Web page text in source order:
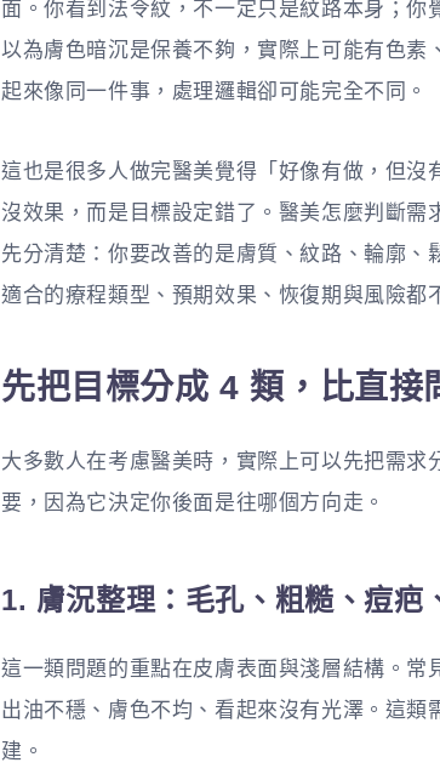
面。你看到法令紋，不一定只是紋路本身；
以為膚色暗沉是保養不夠，實際上可能有色
起來像同一件事，處理邏輯卻可能完全不同。
這也是很多人做完醫美覺得「好像有做，但
沒效果，而是目標設定錯了。醫美怎麼判斷
先分清楚：你要改善的是膚質、紋路、輪廓、
適合的療程類型、預期效果、恢復期與風險都
先把目標分成 4 類，比直接
大多數人在考慮醫美時，實際上可以先把需
要，因為它決定你後面是往哪個方向走。
1. 膚況整理：毛孔、粗糙、痘疤
這一類問題的重點在皮膚表面與淺層結構。常
出油不穩、膚色不均、看起來沒有光澤。這
建。